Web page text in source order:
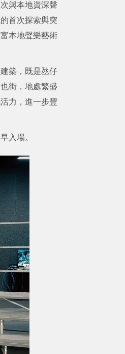
與本地資深聲
首次探索與突
本地聲樂藝術
築，既是氹仔
街，地處繁盛
力，進一步豐
入場。